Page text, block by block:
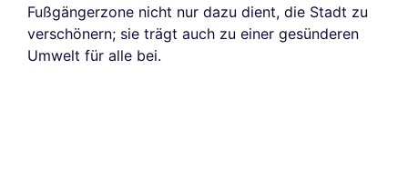
Fußgängerzone nicht nur dazu dient, die Stadt zu
verschönern; sie trägt auch zu einer gesünderen
Umwelt für alle bei.